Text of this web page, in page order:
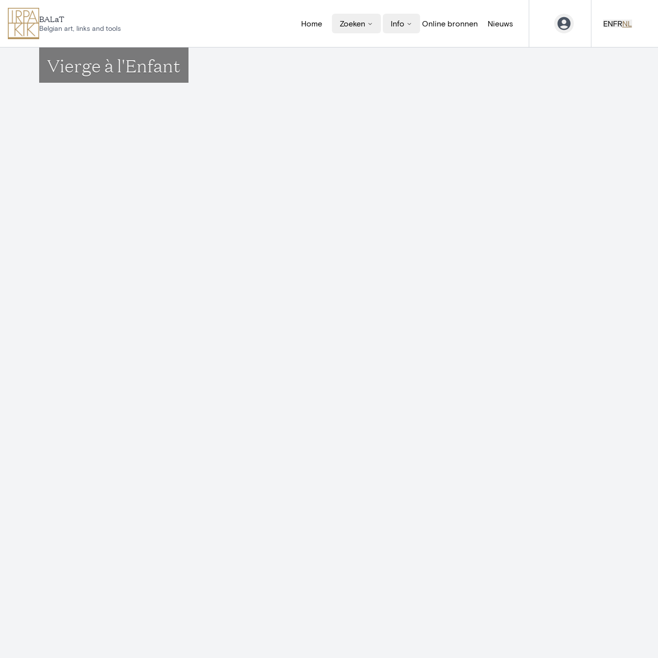
BALaT
Belgian art, links and tools
Home Zoeken Info Online bronnen Nieuws ENFRNL
Vierge à l'Enfant